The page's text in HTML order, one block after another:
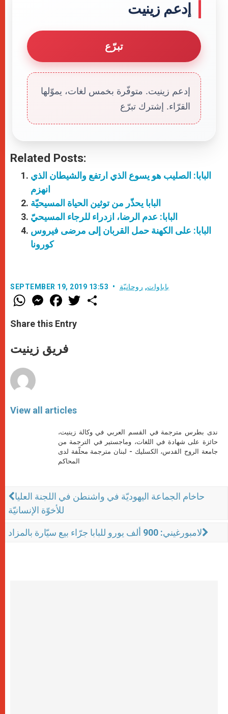
إدعم زينيت
تبرّع
إدعم زينيت. متوفّرة بخمس لغات، يموّلها
القرّاء. إشترك تبرّع
Related Posts:
البابا: الصليب هو يسوع الذي ارتفع والشيطان الذي
انهزم
البابا يحذّر من توثين الحياة المسيحيّة
البابا: عدم الرضا، ازدراء للرجاء المسيحيّ
البابا: على الكهنة حمل القربان إلى مرضى فيروس
كورونا
SEPTEMBER 19, 2019 13:53 باباوات, روحانيّة
W
h
t
s
p
p
M
e
s
e
g
e
F
a
e
b
o
k
w
Share this Entry
فريق زينيت
View all articles
ندى بطرس مترجمة في القسم العربي في وكالة زينيت،
حائزة على شهادة في اللغات، وماجستير في الترجمة من
جامعة الروح القدس، الكسليك - لبنان مترجمة محلّفة لدى
المحاكم
حاخام الجماعة اليهوديّة في واشنطن في اللجنة العليا
للأخوّة الإنسانيّة
لامبورغيني: 900 ألف يورو للبابا جرّاء بيع سيّارة بالمزاد